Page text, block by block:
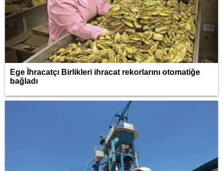
Ege İhracatçı Birlikleri ihracat rekorlarını otomatiğe
bağladı